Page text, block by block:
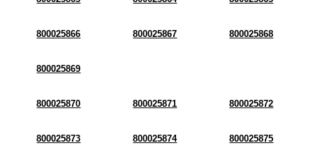
800025866 800025867 800025868
800025869
800025870 800025871 800025872
800025873 800025874 800025875